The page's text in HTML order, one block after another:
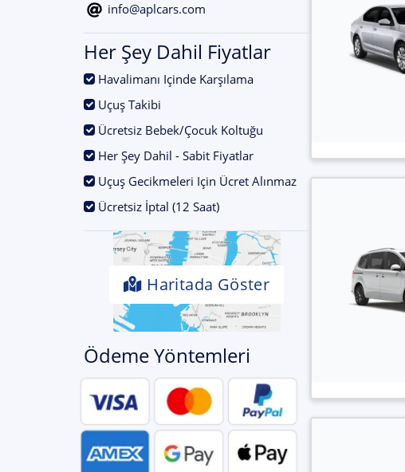
info@aplcars.com
Her Şey Dahil Fiyatlar
Havalimanı Içinde Karşılama
Uçuş Takibi
Ücretsiz Bebek/Çocuk Koltuğu
Her Şey Dahil - Sabit Fiyatlar
Uçuş Gecikmeleri Için Ücret Alınmaz
Ücretsiz İptal (12 Saat)
Haritada Göster
Ödeme Yöntemleri